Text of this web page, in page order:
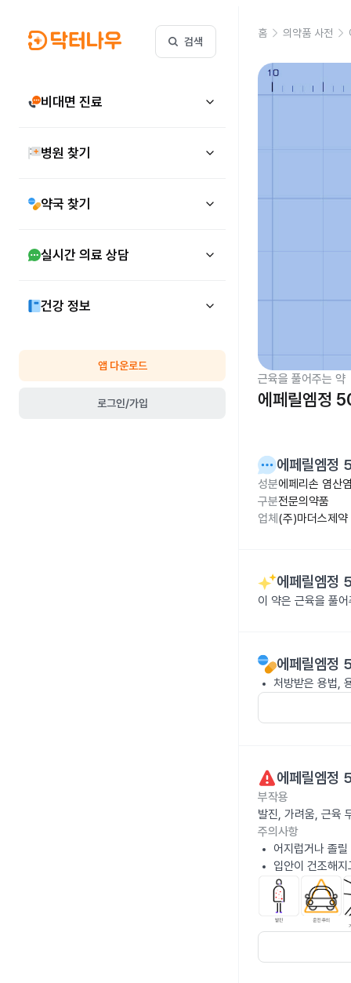
검색
비대면 진료
병원 찾기
약국 찾기
실시간 의료 상담
건강 정보
앱 다운로드
로그인/가입
홈 의약품 사전
근육을 풀어주는 약
에페릴엠정
에페릴엠정
성분에페리손 염산
구분전문의약품
업체 (주)마더스제약
에페릴엠정
이 약은 근육을 풀
에페릴엠정
처방받은 용법,
에페릴엠정
부작용
발진, 가려움, 근육
주의사항
어지럽거나 졸
입안이 건조해